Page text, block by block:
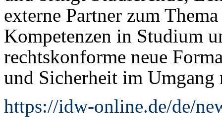
externe Partner zum
Kompetenzen in Studium
rechtskonforme neue
und Sicherheit im
https://idw-online.de/de/